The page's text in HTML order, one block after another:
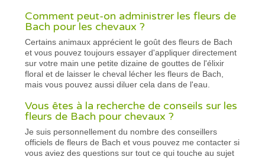
Comment peut-on administrer les fleurs de
Bach pour les chevaux ?
Certains animaux apprécient le goût des fleurs de Bach
et vous pouvez toujours essayer d'appliquer directement
sur votre main une petite dizaine de gouttes de l'élixir
floral et de laisser le cheval lécher les fleurs de Bach,
mais vous pouvez aussi diluer cela dans de l'eau.
Vous êtes à la recherche de conseils sur les
fleurs de Bach pour chevaux ?
Je suis personnellement du nombre des conseillers
officiels de fleurs de Bach et vous pouvez me contacter si
vous aviez des questions sur tout ce qui touche au sujet